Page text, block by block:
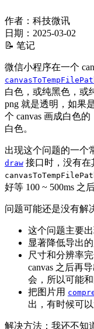
作者：科技微讯
日期： 2025-03-02
📝 笔记
微信小程序在一个
白色，或纯黑色，或
png 就是透明，如果
个 canvas 画成白色
白色。
出现这个问题的一个
draw 接口时，没有
好等 100 ~ 500ms 之
问题可能还是没有解
这个问题主要出
显著降低导出
尺寸和分辨率
canvas 之后再
会，所以可能
把图片用
出，有时候可
解决方法：我还不知